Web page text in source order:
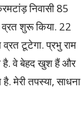
निवासी 85
व्रत शुरू किया. 22
व्रत टूटेगा. प्रभु राम
है. वे बेहद खुश हैं और
मेरी तपस्या, साधना